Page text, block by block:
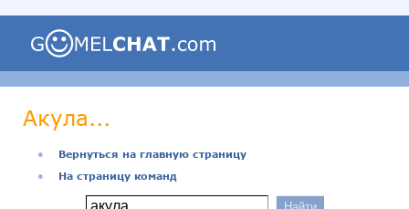
Акула...
●
Вернуться на главную страницу
●
На страницу команд